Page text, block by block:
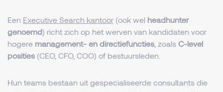
Een Executive Search kantoor (ook wel headhunter
genoemd) richt zich op het werven van kandidaten voor
hogere management- en directiefuncties , zoals C-level
posities (CEO, CFO, COO) of bestuursleden.
Hun teams bestaan uit gespecialiseerde consultants die